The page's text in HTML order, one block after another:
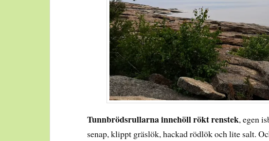
Tunnbrödsrullarna innehöll rökt renstek, egen
senap, klippt gräslök, hackad rödlök och lite salt.